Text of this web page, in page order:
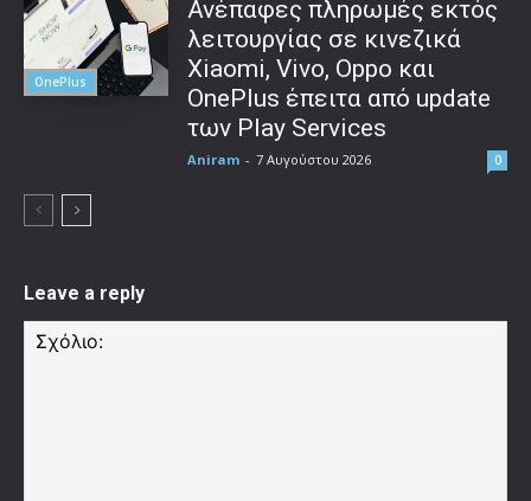
OnePlus
Ανέπαφες πληρωμές εκτός
λειτουργίας σε κινεζικά
Xiaomi, Vivo, Oppo και
OnePlus έπειτα από update
των Play Services
Aniram - 7 Αυγούστου 2026 0
Leave a reply